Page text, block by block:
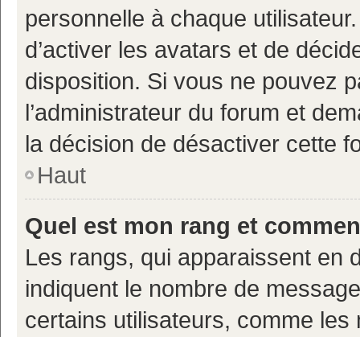
personnelle à chaque
d’activer les avatars et de
disposition. Si vous ne pouvez
l’administrateur du forum et
la décision de désactiver cette
Haut
Quel est mon rang et
Les rangs, qui apparaissent en
indiquent le nombre de
certains utilisateurs, comme